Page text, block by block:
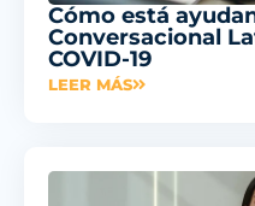
Cómo está
Conversacional
COVID-19
LEER MÁS